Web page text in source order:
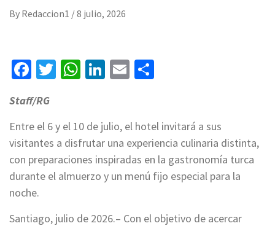
By Redaccion1 /8 julio, 2026
Facebook
Twitter
WhatsApp
LinkedIn
Email
Staff/RG
Entre el 6 y el 10 de julio, el hotel invitará a sus
visitantes a disfrutar una experiencia culinaria distinta,
con preparaciones inspiradas en la gastronomía turca
durante el almuerzo y un menú fijo especial para la
noche.
Santiago, julio de 2026.– Con el objetivo de acercar